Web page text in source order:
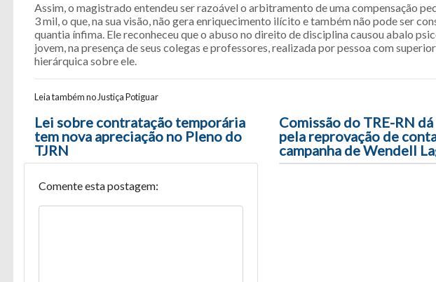
Assim, o magistrado entendeu ser razoável o arbitramento de uma compensação
3 mil, o que, na sua visão, não gera enriquecimento ilícito e também não pode ser
quantia ínfima. Ele reconheceu que o abuso no direito de disciplina causou abalo
jovem, na presença de seus colegas e professores, realizada por pessoa com
hierárquica sobre ele.
Leia também no Justiça Potiguar
Navegação entre posts
Lei sobre contratação temporária
tem nova apreciação no Pleno do
TJRN
Comissão do TRE-RN
pela reprovação de
campanha de Wendell
Comente esta postagem: